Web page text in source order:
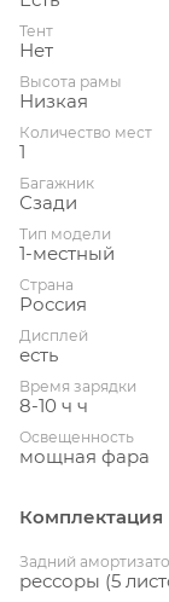
Тент
Нет
Высота рамы
Низкая
Количество мест
1
Багажник
Сзади
Тип модели
1-местный
Страна
Россия
Дисплей
есть
Время зарядки
8-10 ч ч
Освещенность
мощная фара
Комплектация
Задний
рессоры (5